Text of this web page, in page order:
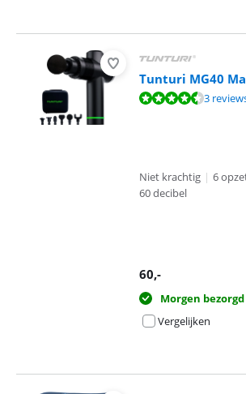
Tunturi MG40
Beoordeling is 8,5 van de 10, gebaseerd op 3
3
Niet krachtig | 6
60 decibel
60,-
Morgen bezorgd
Vergelijken